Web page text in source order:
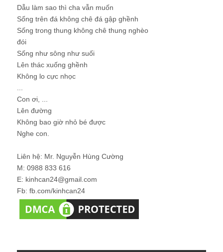
Dẫu làm sao thì cha vẫn muốn
Sống trên đá không chê đá gập ghềnh
Sống trong thung không chê thung nghèo
đói
Sống như sông như suối
Lên thác xuống ghềnh
Không lo cực nhọc
Con ơi, ...
Lên đường
Không bao giờ nhỏ bé được
Nghe con.
Liên hệ: Mr. Nguyễn Hùng Cường
M: 0988 833 616
E: kinhcan24@gmail.com
Fb: fb.com/kinhcan24